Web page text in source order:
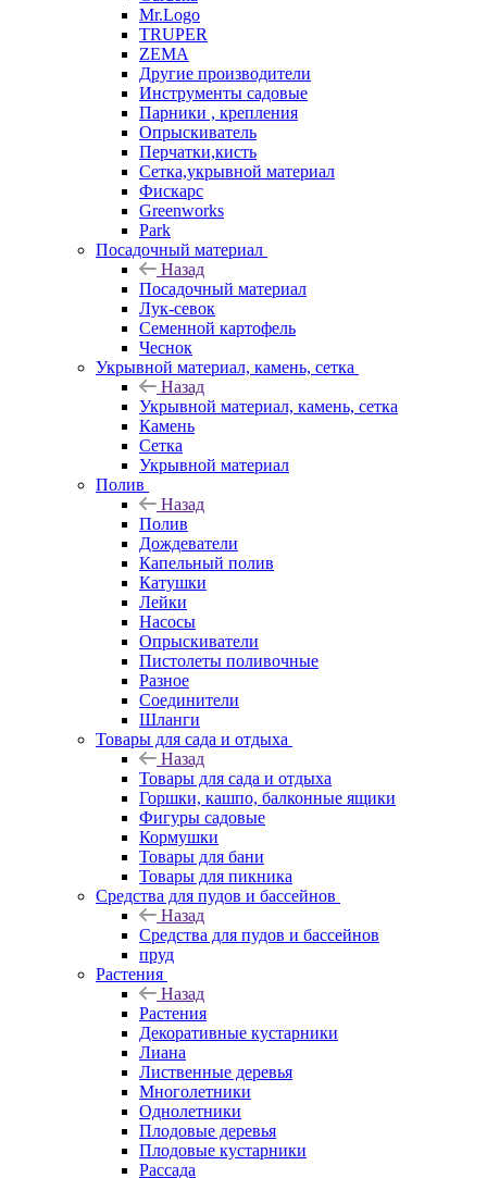
Mr.Logo
TRUPER
ZEMA
Другие производители
Инструменты садовые
Парники , крепления
Опрыскиватель
Перчатки,кисть
Сетка,укрывной материал
Фискарс
Greenworks
Park
Посадочный материал
Назад
Посадочный материал
Лук-севок
Семенной картофель
Чеснок
Укрывной материал, камень, сетка
Назад
Укрывной материал, камень, сетка
Камень
Сетка
Укрывной материал
Полив
Назад
Полив
Дождеватели
Капельный полив
Катушки
Лейки
Насосы
Опрыскиватели
Пистолеты поливочные
Разное
Соединители
Шланги
Товары для сада и отдыха
Назад
Товары для сада и отдыха
Горшки, кашпо, балконные ящики
Фигуры садовые
Кормушки
Товары для бани
Товары для пикника
Средства для пудов и бассейнов
Назад
Средства для пудов и бассейнов
пруд
Растения
Назад
Растения
Декоративные кустарники
Лиана
Лиственные деревья
Многолетники
Однолетники
Плодовые деревья
Плодовые кустарники
Рассада